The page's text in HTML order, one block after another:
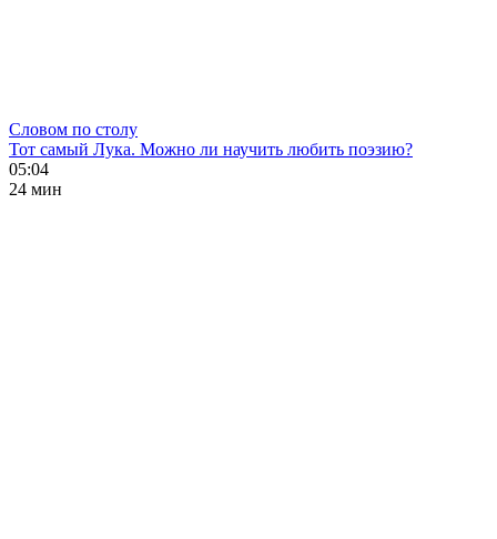
Словом по столу
Тот самый Лука. Можно ли научить любить поэзию?
05:04
24 мин